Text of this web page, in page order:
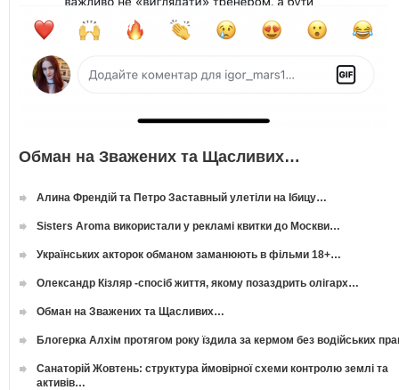
Обман на Зважених та Щасливих…
Алина Френдій та Петро Заставный улетіли на Ібицу…
Sisters Aroma використали у рекламі квитки до Москви…
Українських акторок обманом заманюють в фільми 18+…
Олександр Кізляр -спосіб життя, якому позаздрить олігарх…
Обман на Зважених та Щасливих…
Блогерка Алхім протягом року їздила за кермом без водійських
Санаторій Жовтень: структура ймовірної схеми контролю землі та
активів…